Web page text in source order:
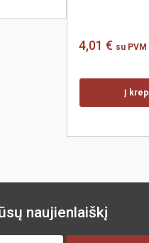
4,01 € su PVM
Į
naujienlaiškį